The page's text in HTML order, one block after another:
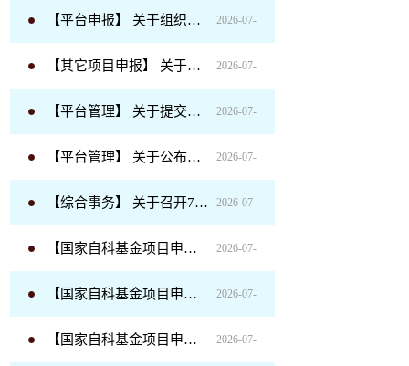
15
【平台申报】 关于组织申报2026年度镇江市科技计划（创新平台建设—重点实验室）项目及创新联合体的通知 2026-07-
15
【其它项目申报】 关于发布2026年度市科技计划项目申报的通知 2026-07-
14
【平台管理】 关于提交江苏大学校内科研机构（自然科学类）建设目标任务书的通知 2026-07-
10
【平台管理】 关于公布校内科研机构（自然科学类）建设周期考核结果的通知 2026-07-
07
【综合事务】 关于召开7月份自然科学科研工作会议的通知 2026-07-
03
【国家自科基金项目申报】 关于发布国家自然科学基金锦屏重大科学基础设施国际合作研究计划专项2026年度项目指南的通告 2026-07-
02
【国家自科基金项目申报】 关于发布2026年度国家自然科学基金委员会与伊朗国家科学基金会合作研究项目指南的通告 2026-07-
02
【国家自科基金项目申报】 关于发布2026年度国家自然科学基金委员会与韩国国家研究基金会合作研究项目指南的通告 2026-07-